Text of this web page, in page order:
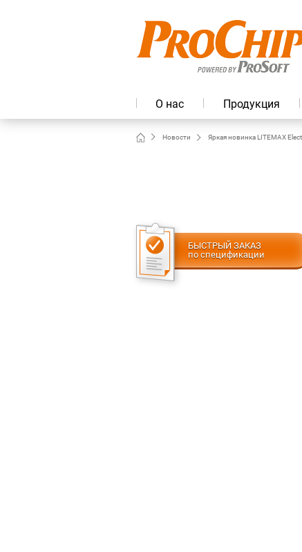
О нас Продукция
Новости Яркая новинка LITEMAX
БЫСТРЫЙ ЗАКАЗ
по спецификации